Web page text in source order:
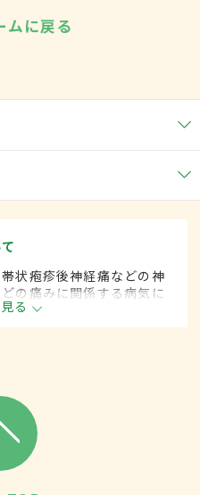
ムに戻る
状疱疹後神経痛などの神
の痛みに関係する病気に
治療する外科の一領域で
は、ペインクリニック科
る